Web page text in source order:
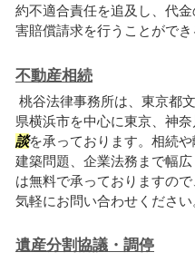
約不適合責任を追及し、代
害賠償請求を行うことがで
不動産相続
桃谷法律事務所は、東京都
県横浜市を中心に東京、神
談を承っております。相続
建築問題、企業法務まで幅
は無料で承っておりますの
気軽にお問い合わせください
遺産分割協議・調停